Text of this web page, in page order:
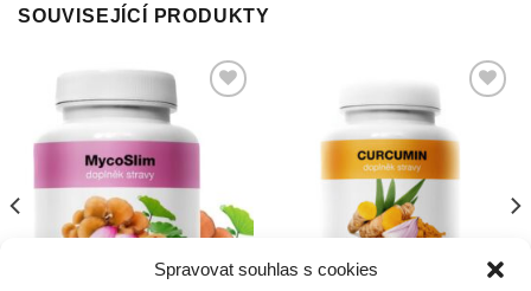
Spravovat souhlas s cookies
SOUVISEJÍCÍ PRODUKTY
nákupního
seznamu
Přidat do
nákupního
seznamu